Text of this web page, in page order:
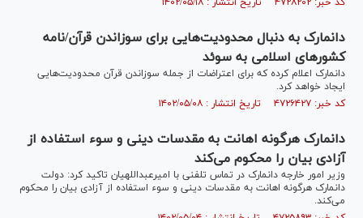
دانمارک به دنبال محدودیت‌هایی برای سوزاندن قرآن/نامه
کشورهای اسلامی به سوئد
دانمارک اعلام کرده که برای اعتراضات از جمله سوزاندن قرآن محدودیت‌هایی
ایجاد خواهد کرد.
کد خبر: ۴۷۲۶۴۲۷ تاریخ انتشار : ۱۴۰۲/۰۵/۰۸
دانمارک هرگونه اهانت به مقدسات دینی و سوء استفاده از
آزادی بیان را محکوم می‌کند
وزیر امور خارجه دانمارک در تماس تلفنی با امیرعبداللهیان تاکید کرد: دولت
دانمارک هرگونه اهانت به مقدسات دینی و سوء استفاده از آزادی بیان را محکوم
می‌کند.